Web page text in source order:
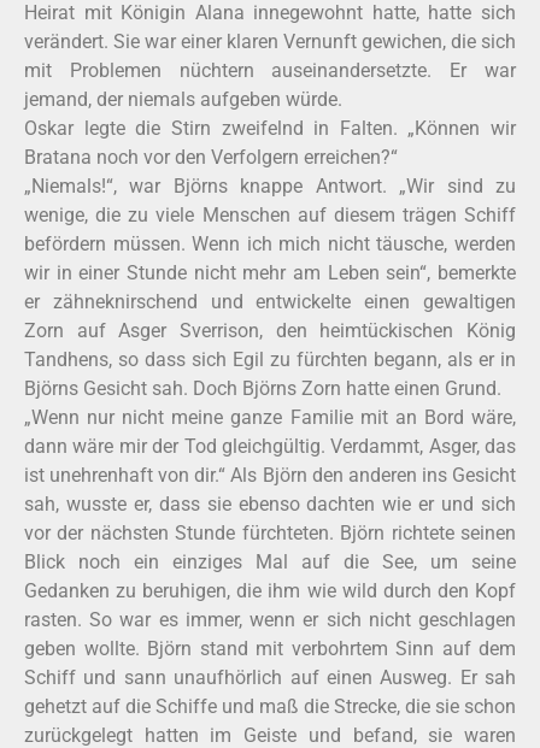
Heirat mit Königin Alana innegewohnt hatte, hatte sich
verändert. Sie war einer klaren Vernunft gewichen, die sich
mit Problemen nüchtern auseinandersetzte. Er war
jemand, der niemals aufgeben würde.
Oskar legte die Stirn zweifelnd in Falten. „Können wir
Bratana noch vor den Verfolgern erreichen?“
„Niemals!“, war Björns knappe Antwort. „Wir sind zu
wenige, die zu viele Menschen auf diesem trägen Schiff
befördern müssen. Wenn ich mich nicht täusche, werden
wir in einer Stunde nicht mehr am Leben sein“, bemerkte
er zähneknirschend und entwickelte einen gewaltigen
Zorn auf Asger Sverrison, den heimtückischen König
Tandhens, so dass sich Egil zu fürchten begann, als er in
Björns Gesicht sah. Doch Björns Zorn hatte einen Grund.
„Wenn nur nicht meine ganze Familie mit an Bord wäre,
dann wäre mir der Tod gleichgültig. Verdammt, Asger, das
ist unehrenhaft von dir.“ Als Björn den anderen ins Gesicht
sah, wusste er, dass sie ebenso dachten wie er und sich
vor der nächsten Stunde fürchteten. Björn richtete seinen
Blick noch ein einziges Mal auf die See, um seine
Gedanken zu beruhigen, die ihm wie wild durch den Kopf
rasten. So war es immer, wenn er sich nicht geschlagen
geben wollte. Björn stand mit verbohrtem Sinn auf dem
Schiff und sann unaufhörlich auf einen Ausweg. Er sah
gehetzt auf die Schiffe und maß die Strecke, die sie schon
zurückgelegt hatten im Geiste und befand, sie waren